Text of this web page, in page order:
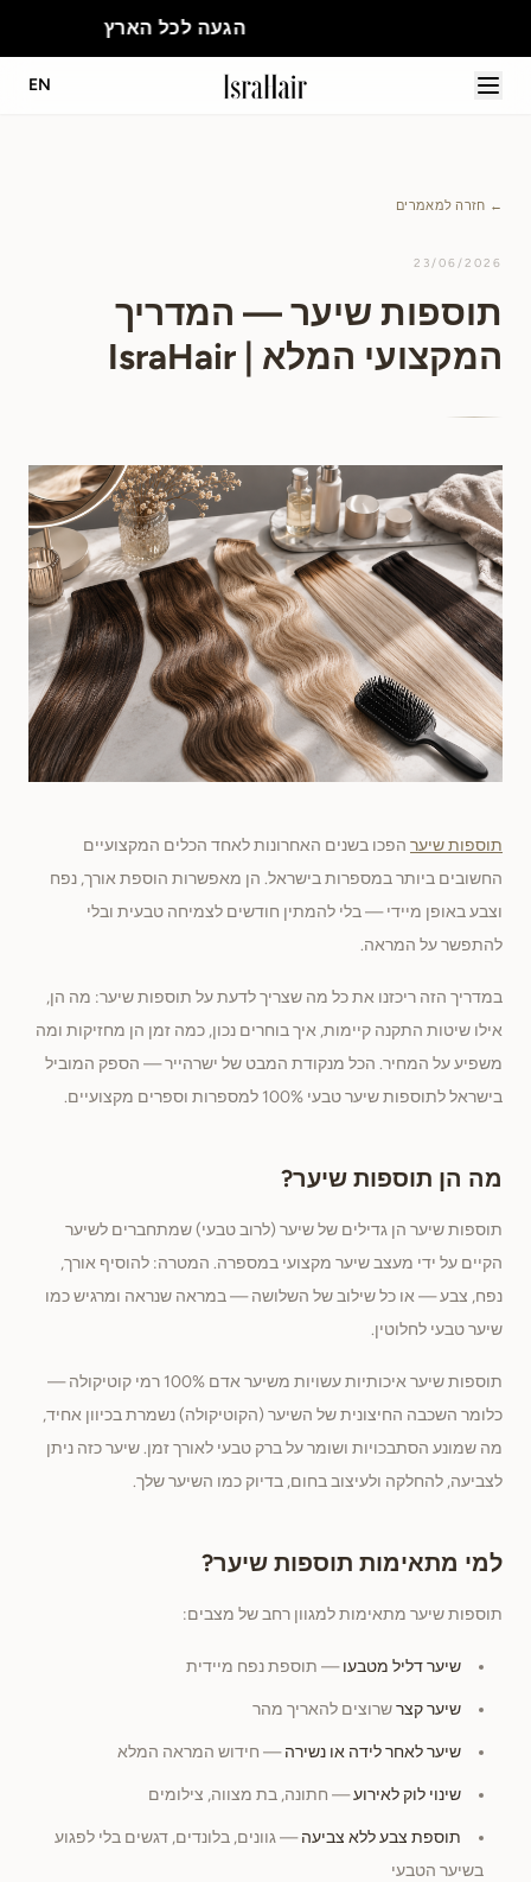
הגעה לכל הארץ
EN
← חזרה למאמרים
23/06/2026
תוספות שיער — המדריך
המקצועי המלא | IsraHair
תוספות שיער הפכו בשנים האחרונות לאחד הכלים המקצועיים
החשובים ביותר במספרות בישראל. הן מאפשרות הוספת אורך, נפח
וצבע באופן מיידי — בלי להמתין חודשים לצמיחה טבעית ובלי
להתפשר על המראה.
במדריך הזה ריכזנו את כל מה שצריך לדעת על תוספות שיער: מה הן,
אילו שיטות התקנה קיימות, איך בוחרים נכון, כמה זמן הן מחזיקות ומה
משפיע על המחיר. הכל מנקודת המבט של ישרהייר — הספק המוביל
בישראל לתוספות שיער טבעי 100% למספרות וספרים מקצועיים.
מה הן תוספות שיער?
תוספות שיער הן גדילים של שיער (לרוב טבעי) שמתחברים לשיער
הקיים על ידי מעצב שיער מקצועי במספרה. המטרה: להוסיף אורך,
נפח, צבע — או כל שילוב של השלושה — במראה שנראה ומרגיש כמו
שיער טבעי לחלוטין.
תוספות שיער איכותיות עשויות משיער אדם 100% רמי קוטיקולה —
כלומר השכבה החיצונית של השיער (הקוטיקולה) נשמרת בכיוון אחיד,
מה שמונע הסתבכויות ושומר על ברק טבעי לאורך זמן. שיער כזה ניתן
לצביעה, להחלקה ולעיצוב בחום, בדיוק כמו השיער שלך.
למי מתאימות תוספות שיער?
תוספות שיער מתאימות למגוון רחב של מצבים:
שיער דליל מטבעו— תוספת נפח מיידית
שיער קצרשרוצים להאריך מהר
שיער לאחר לידה או נשירה— חידוש המראה המלא
שינוי לוק לאירוע— חתונה, בת מצווה, צילומים
תוספת צבע ללא צביעה— גוונים, בלונדים, דגשים בלי לפגוע
בשיער הטבעי